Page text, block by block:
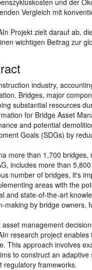
Vergleich mit
Projekt zielt darauf ab,
wichtigen Beitrag zur
industry,
Bridges, major
substantial resources
for Bridge Asset
and potential
Goals (SDGs) by
more than 1,700
includes more than
number of bridges, it's
areas with the
and state-of-the-art
making by bridge owners,
asset management
research project
This approach involves
to construct an
regulatory frameworks.